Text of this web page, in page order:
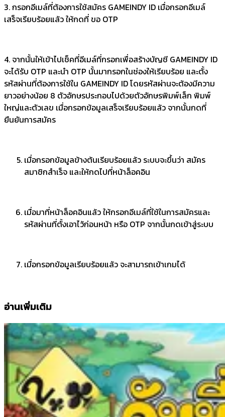
3. กรอกอีเมล์ที่ต้องการใช้สมัคร GAMEINDY ID เมื่อกรอกอีเมล์
เสร็จเรียบร้อยแล้ว ให้กดที่ ขอ OTP
4. จากนั้นให้เข้าไปเช็คที่อีเมล์ที่กรอกเพื่อสร้างบัญชี GAMEINDY ID
จะได้รับ OTP และนำ OTP นั้นมากรอกในช่องให้เรียบร้อย และตั้ง
รหัสผ่านที่ต้องการใช้ใน GAMEINDY ID โดยรหัสผ่านจะต้องมีความ
ยาวอย่างน้อย 8 ตัวอักษรประกอบไปด้วยตัวอักษรพิมพ์เล็ก พิมพ์
ใหญ่และตัวเลข เมื่อกรอกข้อมูลเสร็จเรียบร้อยแล้ว จากนั้นกดที่
ยืนยันการสมัคร
เมื่อกรอกข้อมูลข้างต้นเรียบร้อยแล้ว ระบบจะขึ้นว่า สมัคร
สมาชิกสำเร็จ และให้กดไปที่หน้าล็อคอิน
เมื่อมาที่หน้าล็อคอินแล้ว ให้กรอกอีเมล์ที่ใช้ในการสมัครและ
รหัสผ่านที่ตั้งเอาไว้ก่อนหน้า หรือ OTP จากนั้นกดเข้าสู่ระบบ
เมื่อกรอกข้อมูลเรียบร้อยแล้ว จะสามารถเข้าเกมได้
อ่านเพิ่มเติม